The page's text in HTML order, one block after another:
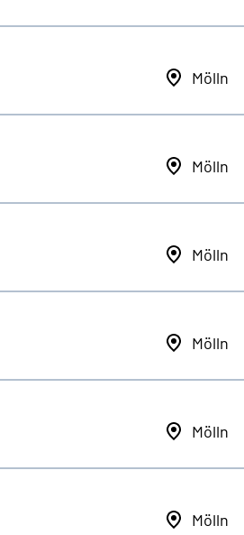
Mölln
Mölln
Mölln
Mölln
Mölln
Mölln